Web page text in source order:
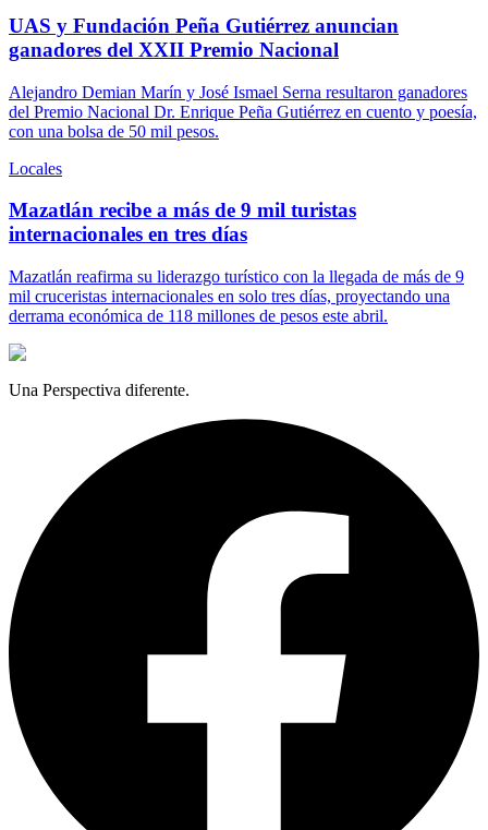
UAS y Fundación Peña Gutiérrez anuncian
ganadores del XXII Premio Nacional
Alejandro Demian Marín y José Ismael Serna resultaron ganadores
del Premio Nacional Dr. Enrique Peña Gutiérrez en cuento y poesía,
con una bolsa de 50 mil pesos.
Locales
Mazatlán recibe a más de 9 mil turistas
internacionales en tres días
Mazatlán reafirma su liderazgo turístico con la llegada de más de 9
mil cruceristas internacionales en solo tres días, proyectando una
derrama económica de 118 millones de pesos este abril.
Una Perspectiva diferente.